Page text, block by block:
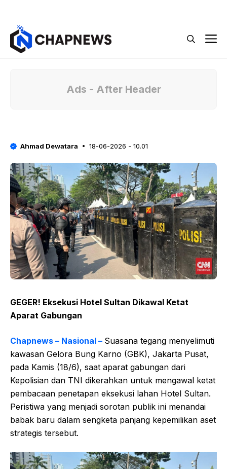
Ads - After Header
Ahmad Dewatara 18-06-2026 - 10.01
GEGER! Eksekusi Hotel Sultan Dikawal Ketat
Aparat Gabungan
Chapnews – Nasional – Suasana tegang menyelimuti
kawasan Gelora Bung Karno (GBK), Jakarta Pusat,
pada Kamis (18/6), saat aparat gabungan dari
Kepolisian dan TNI dikerahkan untuk mengawal ketat
pembacaan penetapan eksekusi lahan Hotel Sultan.
Peristiwa yang menjadi sorotan publik ini menandai
babak baru dalam sengketa panjang kepemilikan aset
strategis tersebut.